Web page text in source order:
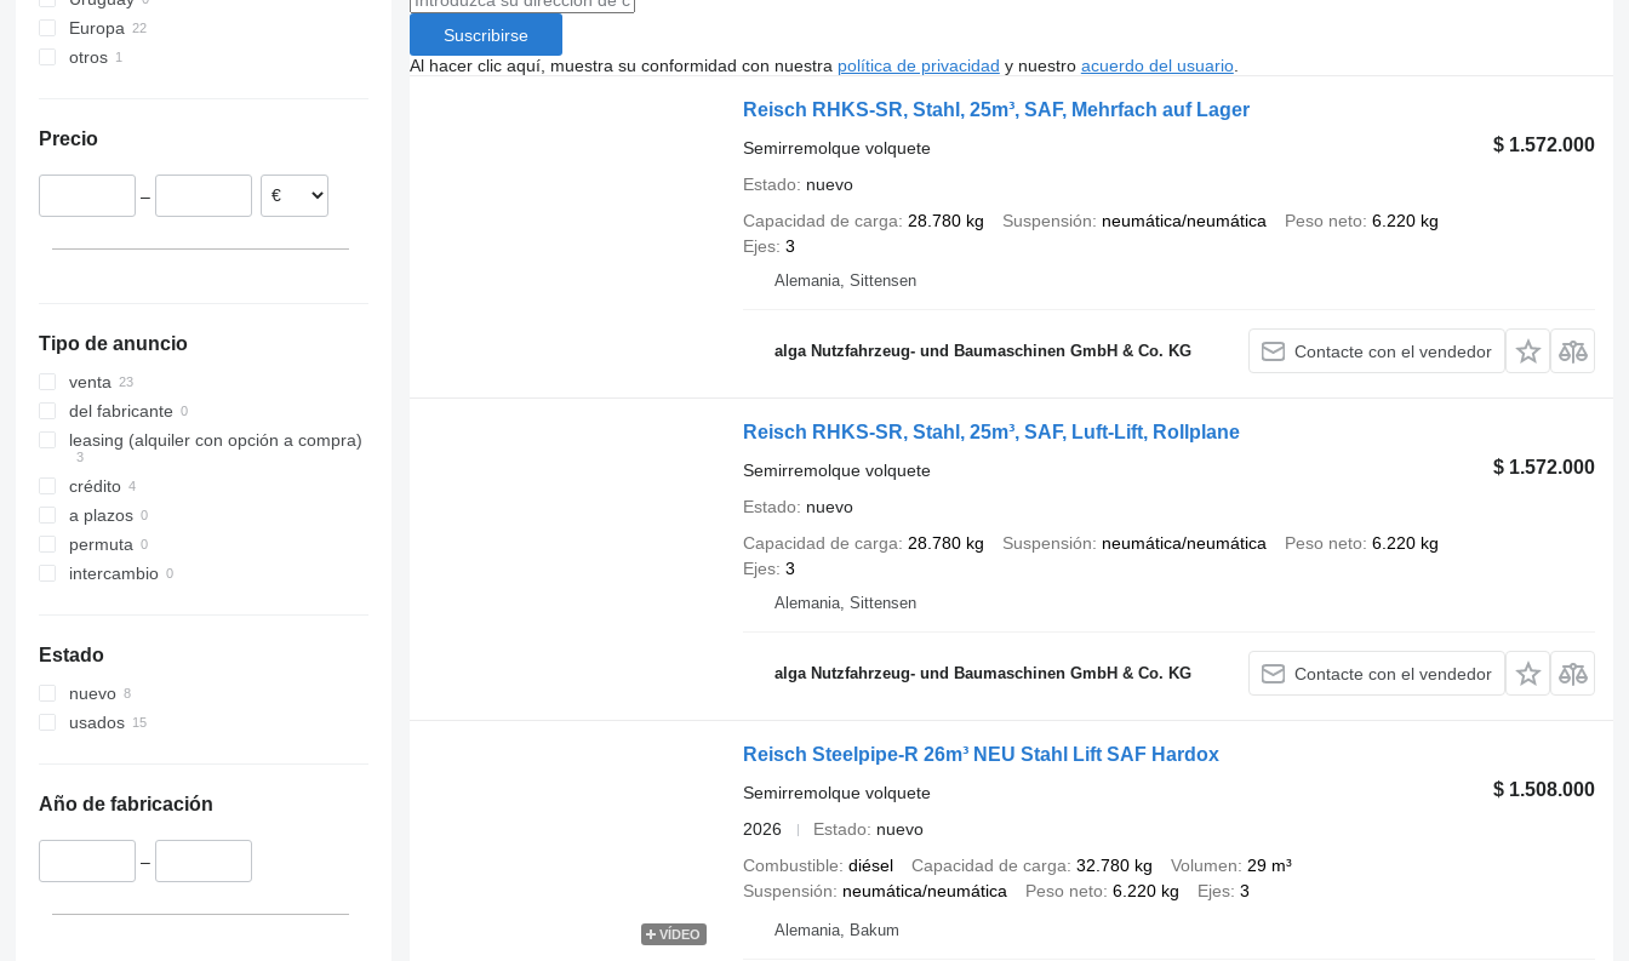
Europa
otros
Precio
–
Tipo de anuncio
venta
del fabricante
leasing (alquiler con opción a compra)
crédito
a plazos
permuta
intercambio
Estado
nuevo
usados
Año de fabricación
–
Suscribirse
Al hacer clic aquí, muestra su conformidad con nuestra política de privacidad y nuestro acuerdo del usuario.
Reisch RHKS-SR, Stahl, 25m³, SAF, Mehrfach auf Lager
$ 1.572.000
Semirremolque volquete
Estado
nuevo
Capacidad de carga
28.780 kg Suspensión neumática/neumática Peso neto 6.220 kg
Ejes 3
Alemania, Sittensen
alga Nutzfahrzeug- und Baumaschinen GmbH & Co. KG Contacte con el vendedor
Reisch RHKS-SR, Stahl, 25m³, SAF, Luft-Lift, Rollplane
$ 1.572.000
Semirremolque volquete
Estado
nuevo
Capacidad de carga
28.780 kg Suspensión neumática/neumática Peso neto 6.220 kg
Ejes 3
Alemania, Sittensen
alga Nutzfahrzeug- und Baumaschinen GmbH & Co. KG Contacte con el vendedor
VÍDEO
Reisch Steelpipe-R 26m³ NEU Stahl Lift SAF Hardox
$ 1.508.000
Semirremolque volquete
2026
Estado
nuevo
Combustible diésel Capacidad de carga 32.780 kg Volumen
29 m³
Suspensión
neumática/neumática Peso neto 6.220 kg Ejes 3
Alemania, Bakum